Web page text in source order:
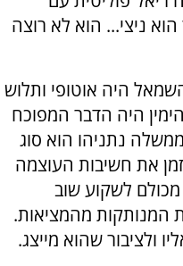
ניצי... הוא לא רוצה
היה אוטופי ותלוש
היה הדבר המפוכח
נתניהו הוא סוג
את חשיבות העוצמה
מכולם לשקוע שוב
המנותקות מהמציאות.
ולציבור שהוא מייצג.